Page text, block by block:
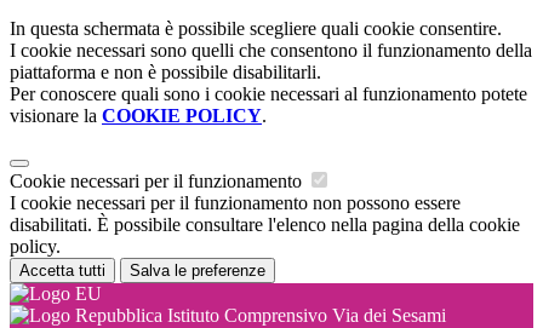
In questa schermata è possibile scegliere quali cookie consentire.
I cookie necessari sono quelli che consentono il funzionamento della
piattaforma e non è possibile disabilitarli.
Per conoscere quali sono i cookie necessari al funzionamento potete
visionare la COOKIE POLICY.
Cookie necessari per il funzionamento
I cookie necessari per il funzionamento non possono essere
disabilitati. È possibile consultare l'elenco nella pagina della cookie
policy.
Accetta tutti Salva le preferenze
Istituto Comprensivo Via dei Sesami